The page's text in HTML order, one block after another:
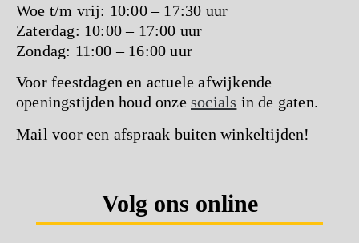
Woe t/m vrij: 10:00 – 17:30 uur
Zaterdag: 10:00 – 17:00 uur
Zondag: 11:00 – 16:00 uur
Voor feestdagen en actuele afwijkende
openingstijden houd onze socials in de gaten.
Mail voor een afspraak buiten winkeltijden!
Volg ons online